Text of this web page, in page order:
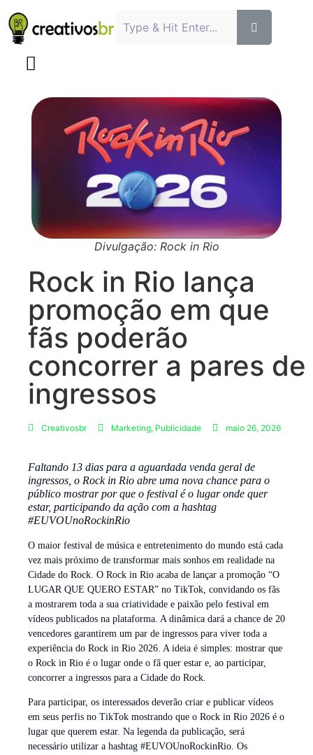
Divulgação: Rock in Rio
Rock in Rio lança
promoção em que
fãs poderão
concorrer a pares de
ingressos
Creativosbr Marketing, Publicidade maio 26, 2026
Faltando 13 dias para a aguardada venda geral de
ingressos, o Rock in Rio abre uma nova chance para o
público mostrar por que o festival é o lugar onde quer
estar, participando da ação com a hashtag
#EUVOUnoRockinRio
O maior festival de música e entretenimento do mundo está cada
vez mais próximo de transformar mais sonhos em realidade na
Cidade do Rock. O Rock in Rio acaba de lançar a promoção “O
LUGAR QUE QUERO ESTAR” no TikTok, convidando os fãs
a mostrarem toda a sua criatividade e paixão pelo festival em
vídeos publicados na plataforma. A dinâmica dará a chance de 20
vencedores garantirem um par de ingressos para viver toda a
experiência do Rock in Rio 2026. A ideia é simples: mostrar que
o Rock in Rio é o lugar onde o fã quer estar e, ao participar,
concorrer a ingressos para a Cidade do Rock.
Para participar, os interessados deverão criar e publicar vídeos
em seus perfis no TikTok mostrando que o Rock in Rio 2026 é o
lugar que querem estar. Na legenda da publicação, será
necessário utilizar a hashtag #EUVOUnoRockinRio. Os